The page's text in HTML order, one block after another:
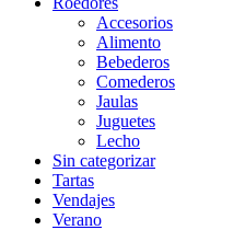
Accesorios
Alimento
Bebederos
Comederos
Jaulas
Juguetes
Lecho
Sin categorizar
Tartas
Vendajes
Verano